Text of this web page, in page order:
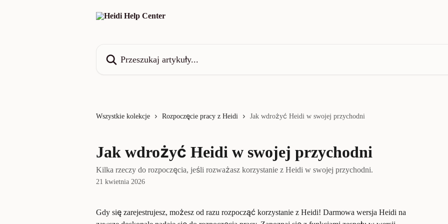
Wszystkie kolekcje Rozpoczęcie pracy z Heidi Jak wdrożyć Heidi w swojej przychodni
Jak wdrożyć Heidi w swojej przychodni
Kilka rzeczy do rozpoczęcia, jeśli rozważasz korzystanie z Heidi w swojej przychodni.
21 kwietnia 2026
Gdy się zarejestrujesz, możesz od razu rozpocząć korzystanie z Heidi! Darmowa wersja Heidi na